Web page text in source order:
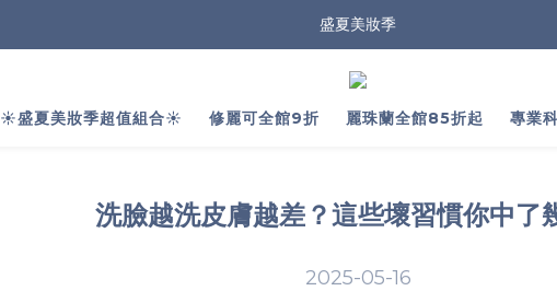
盛夏美妝季
☀️盛夏美妝季超值組合☀️ 修麗可全館9折 麗珠蘭全館85折起 專業
洗臉越洗皮膚越差？這些壞習慣你中了
2025-05-16